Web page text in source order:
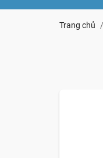
Trang chủ